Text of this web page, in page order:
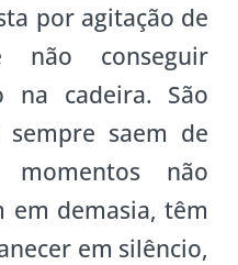
por agitação de
conseguir
na cadeira. São
sempre saem de
não
em demasia, têm
em silêncio,